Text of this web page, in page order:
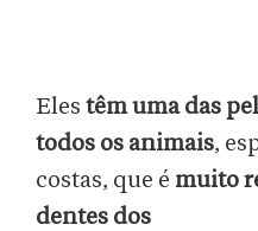
Eles têm uma das
todos os animais,
costas, que é muito
dentes dos